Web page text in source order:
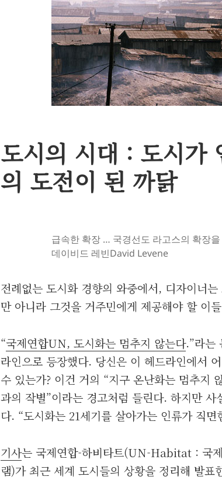
도시의 시대 : 도시가
의 도전이 된 까닭
급속한 확장 … 국경선도 라고스의 확장
데이비드 레빈David Levene
전례없는 도시화 경향의 와중에서, 디자이너
만 아니라 그것을 거주민에게 제공해야 할 이
“국제연합UN, 도시화는 멈추지 않는다.”라는
라인으로 등장했다. 당신은 이 헤드라인에서
수 있는가? 이건 거의 “지구 온난화는 멈추지
과의 작별”이라는 경고처럼 들린다. 하지만
다. “도시화는 21세기를 살아가는 인류가 직
기사는 국제연합-하비타트(UN-Habitat : 국
램)가 최근 세계 도시들의 상황을 정리해 발